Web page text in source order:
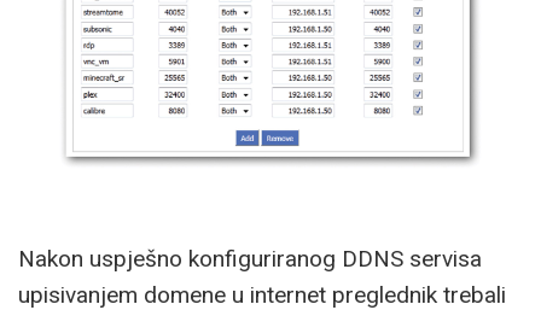
Nakon uspješno konfiguriranog DDNS servisa
upisivanjem domene u internet preglednik trebali